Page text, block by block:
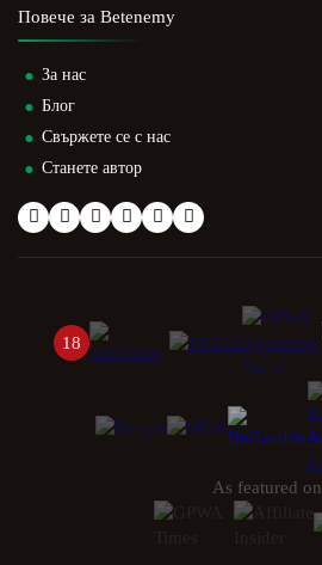
Повече за Betenemy
За нас
Блог
Свържете се с нас
Станете автор
18
As featured on